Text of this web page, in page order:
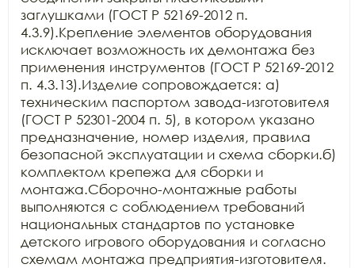
заглушками (ГОСТ Р 52169-2012 п.
4.3.9).Крепление элементов оборудования
исключает возможность их демонтажа без
применения инструментов (ГОСТ Р 52169-2012
п. 4.3.13).Изделие сопровождается: а)
техническим паспортом завода-изготовителя
(ГОСТ Р 52301-2004 п. 5), в котором указано
предназначение, номер изделия, правила
безопасной эксплуатации и схема сборки.б)
комплектом крепежа для сборки и
монтажа.Сборочно-монтажные работы
выполняются с соблюдением требований
национальных стандартов по установке
детского игрового оборудования и согласно
схемам монтажа предприятия-изготовителя.